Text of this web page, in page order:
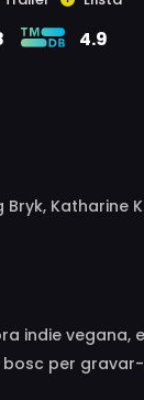
4.9
Katharine
Jayce
Grossmann,
Patricia
indie vegana,
per
de gravació,